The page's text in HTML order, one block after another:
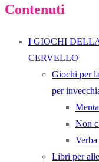
Contenuti
I GIOCHI
CERVELLO
Giochi per
per
Non
Libri per